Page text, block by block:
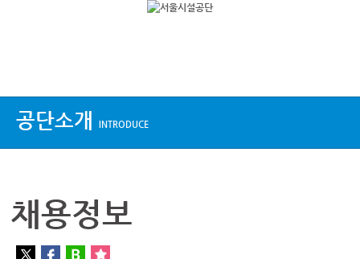
공단소개 INTRODUCE
채용정보